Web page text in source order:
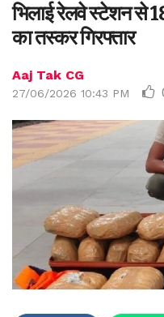
भिलाई रेलवे स्टेशन से
का तस्कर गिरफ्तार
Aaj Tak CG
27/06/2026 10:43 PM